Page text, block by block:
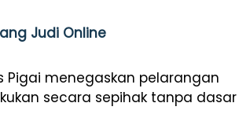
Judi Online
Pigai menegaskan pelarangan
secara sepihak tanpa dasar